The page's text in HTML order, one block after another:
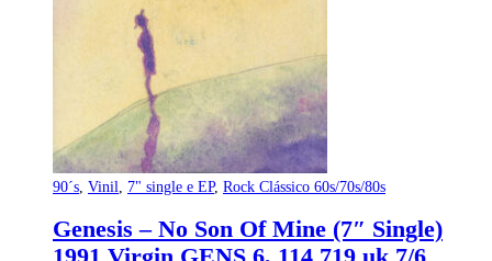
90´s Vinil 7" single e EP, Rock Clássico 60s/70s/80s
Genesis – No Son Of Mine (7″ Single)